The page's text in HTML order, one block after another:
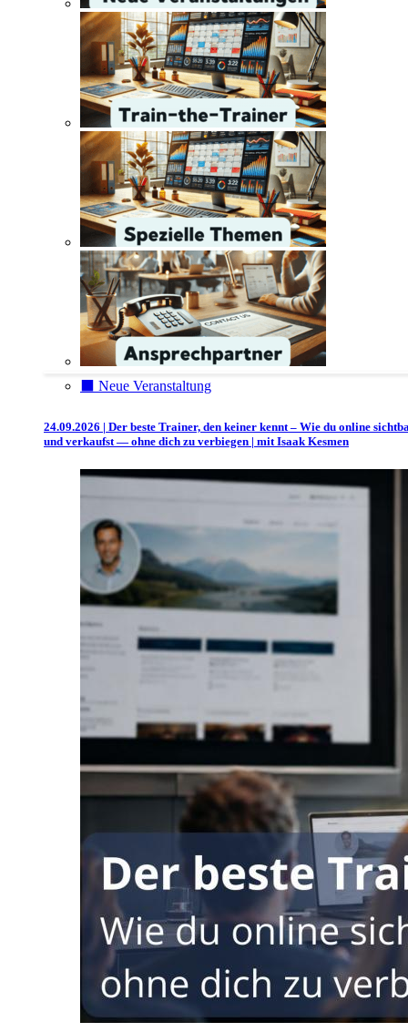
⬛️ Neue Veranstaltung
24.09.2026 | Der beste Trainer, den keiner kennt – Wie du online
und verkaufst — ohne dich zu verbiegen | mit Isaak Kesmen